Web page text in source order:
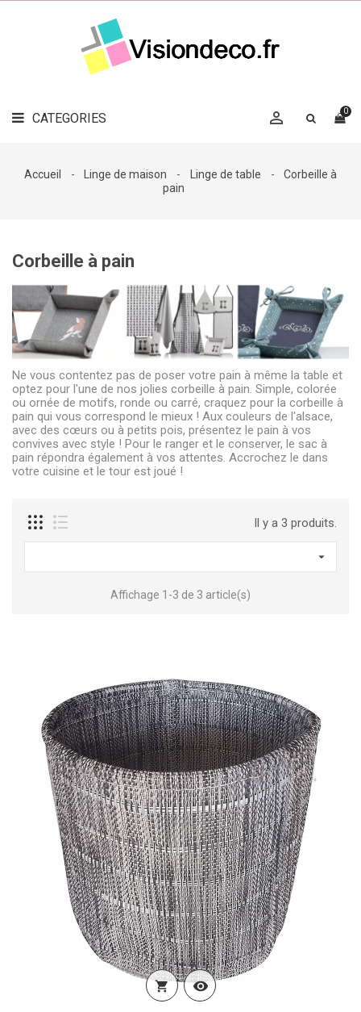
CATEGORIES 0

LE
MAG
DÉCO

Accueil Linge de maison Linge de table
Corbeille à
pain
Corbeille à pain
Ne vous contentez pas de poser votre pain à même la table et
optez pour l'une de nos jolies corbeille à pain. Simple, colorée
ou ornée de motifs, ronde ou carré, craquez pour la corbeille à
pain qui vous correspond le mieux ! Aux couleurs de l'alsace,
avec des cœurs ou à petits pois, présentez le pain à vos
convives avec style ! Pour le ranger et le conserver, le sac à
pain répondra également à vos attentes. Accrochez le dans
votre cuisine et le tour est joué !
Il y a 3 produits.

Affichage 1-3 de 3 article(s)
 